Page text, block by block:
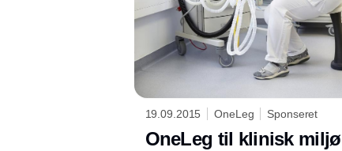
19.09.2015 OneLeg Sponseret
OneLeg til klinisk miljø